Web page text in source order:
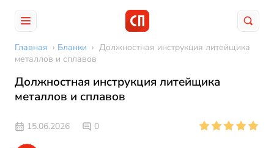
Главная › Бланки › Должностная инструкция литейщика
металлов и сплавов
Должностная инструкция литейщика
металлов и сплавов
15.06.2026 0